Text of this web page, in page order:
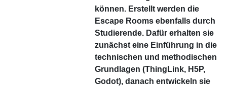
können. Erstellt werden die
Escape Rooms ebenfalls durch
Studierende. Dafür erhalten sie
zunächst eine Einführung in die
technischen und methodischen
Grundlagen (ThingLink, H5P,
Godot), danach entwickeln sie